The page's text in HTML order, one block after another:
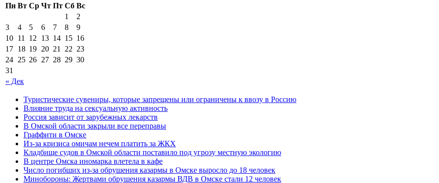
Пн Вт Ср Чт Пт Сб Вс
« Дек
1
2
3
4 5 6 7 8
9
10 11 12 13 14 15 16
17 18 19 20 21 22 23
24 25 26 27 28 29 30
31
Туристические сувениры, которые запрещены или ограничены к ввозу в Россию
Влияние труда на сексуальную активность
Россия зависит от зарубежных лекарств
В Омской области закрыли все переправы
Граффити в Омске
Из-за кризиса омичам нечем платить за ЖКХ
Кладбище судов в Омской области поставило под угрозу местную экологию
В центре Омска иномарка влетела в кафе
Число погибших из-за обрушения казармы в Омске выросло до 18 человек
Минобороны: Жертвами обрушения казармы ВДВ в Омске стали 12 человек